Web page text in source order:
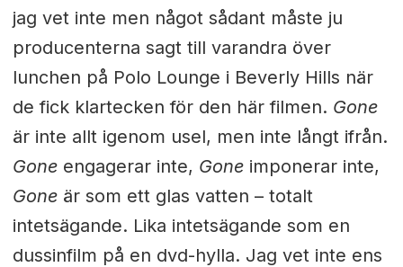
jag vet inte men något sådant måste ju
producenterna sagt till varandra över
lunchen på Polo Lounge i Beverly Hills när
de fick klartecken för den här filmen. Gone
är inte allt igenom usel, men inte långt ifrån.
Goneengagerar inte, Goneimponerar inte,
Goneär som ett glas vatten – totalt
intetsägande. Lika intetsägande som en
dussinfilm på en dvd-hylla. Jag vet inte ens